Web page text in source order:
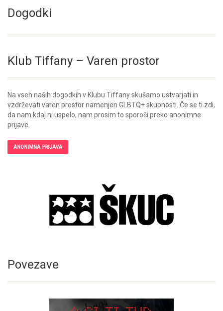
Dogodki
Klub Tiffany – Varen prostor
Na vseh naših dogodkih v Klubu Tiffany skušamo ustvarjati in
vzdrževati varen prostor namenjen GLBTQ+ skupnosti. Če se ti zdi,
da nam kdaj ni uspelo, nam prosim to sporoči preko anonimne
prijave.
ANONIMNA PRIJAVA
Povezave